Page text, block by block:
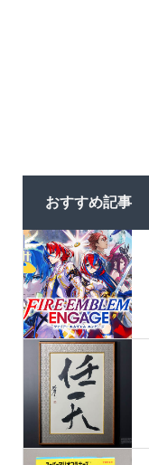
おすすめ記事